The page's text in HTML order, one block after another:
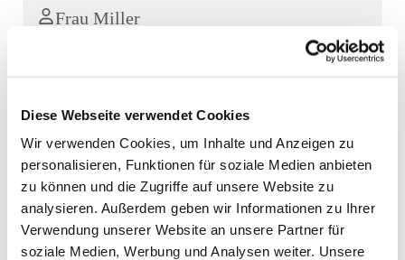
Diese Webseite verwendet Cookies
Wir verwenden Cookies, um Inhalte und Anzeigen zu
personalisieren, Funktionen für soziale Medien anbieten
zu können und die Zugriffe auf unsere Website zu
analysieren. Außerdem geben wir Informationen zu Ihrer
Verwendung unserer Website an unsere Partner für
soziale Medien, Werbung und Analysen weiter. Unsere
Frau Miller
In Kontakt sein mit Gleichgesinnten, russische
Traditionen pflegen und sich über den Alltag in
Deutschland austauschen - das ist der Kern der
russlanddeutschen Fruanegruppe, die sich im
Seniorentreff der Kirchengemeinde "Zu den 12 Aposteln"
trifft. Jeden Montag von 14-16 Uhr, Infos bei Diakonin
Kerstin Frerichs, Tel. 0176/47 666 706.